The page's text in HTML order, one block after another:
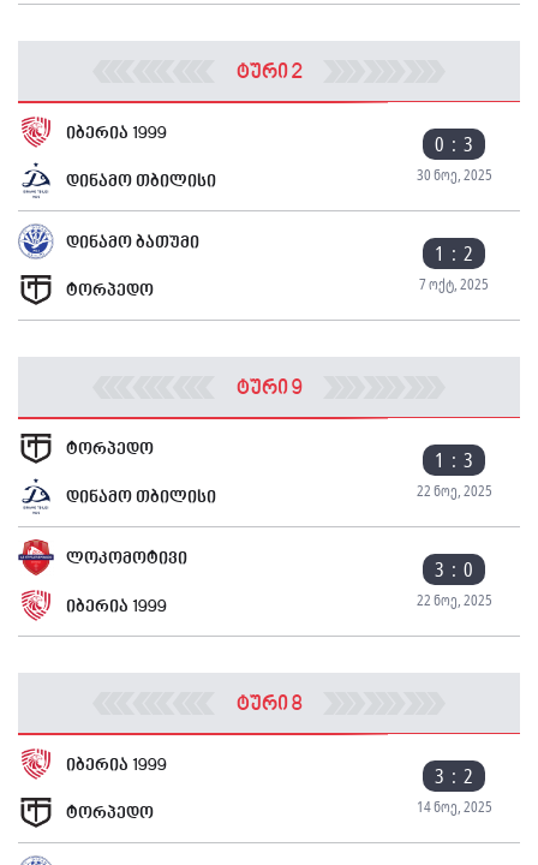
ტური 2
იბერია 1999 0 : 3
30 ნოე, 2025
დინამო თბილისი
დინამო ბათუმი 1 : 2
7 ოქტ, 2025
ტორპედო
ტური 9
ტორპედო 1 : 3
22 ნოე, 2025
დინამო თბილისი
ლოკომოტივი 3 : 0
22 ნოე, 2025
იბერია 1999
ტური 8
იბერია 1999 3 : 2
14 ნოე, 2025
ტორპედო